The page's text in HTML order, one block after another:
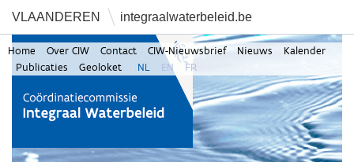
VLAANDEREN integraalwaterbeleid.be
Home Over CIW Contact CIW-Nieuwsbrief Nieuws
Kalender
Publicaties
Geoloket NL EN FR